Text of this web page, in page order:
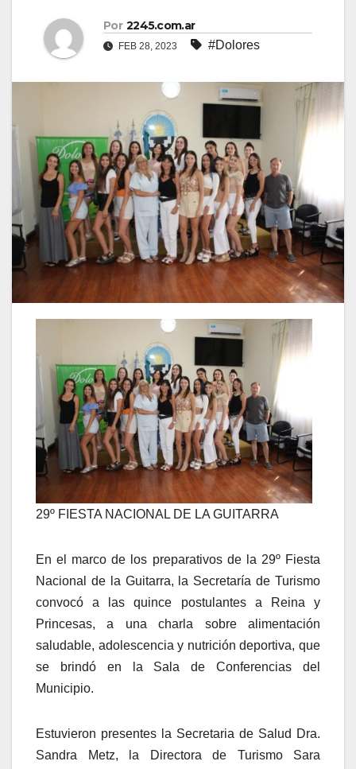
Por 2245.com.ar
FEB 28, 2023 #Dolores
29º FIESTA NACIONAL DE LA GUITARRA
En el marco de los preparativos de la 29º Fiesta
Nacional de la Guitarra, la Secretaría de Turismo
convocó a las quince postulantes a Reina y
Princesas, a una charla sobre alimentación
saludable, adolescencia y nutrición deportiva, que
se brindó en la Sala de Conferencias del
Municipio.
Estuvieron presentes la Secretaria de Salud Dra.
Sandra Metz, la Directora de Turismo Sara